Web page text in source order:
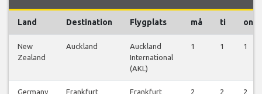
Land Destination Flygplats må ti on
New
Zealand
Auckland
Auckland
International
(AKL)
1 1 1
Germany Frankfurt
Frankfurt
2 2 2